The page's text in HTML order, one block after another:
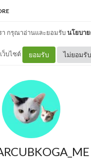
า กรุณาอ่านและยอมรับนโยบา
ว็บไซต์ ยอมรับ ไม่ยอมรับ